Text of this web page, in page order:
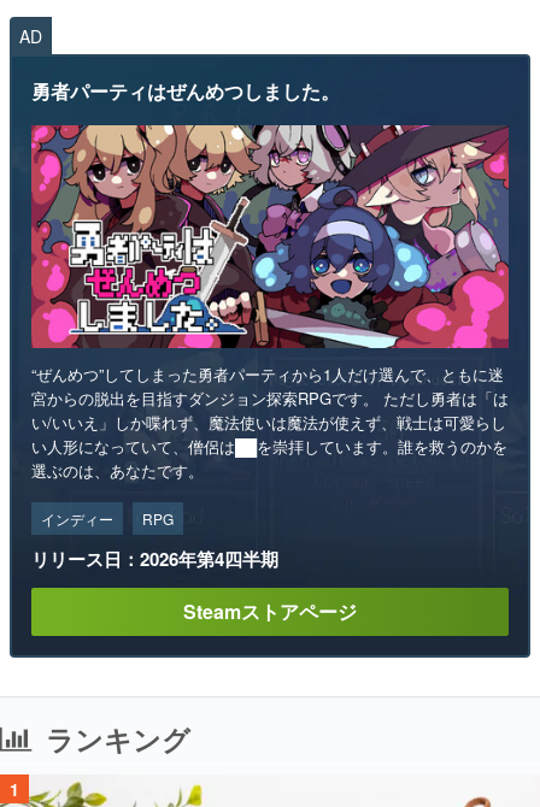
AD
勇者パーティはぜんめつしました。
“ぜんめつ”してしまった勇者パーティから1人だけ選んで、ともに迷
宮からの脱出を目指すダンジョン探索RPGです。 ただし勇者は「は
い/いいえ」しか喋れず、魔法使いは魔法が使えず、戦士は可愛らし
い人形になっていて、僧侶は██を崇拝しています。誰を救うのかを
選ぶのは、あなたです。
インディー RPG
リリース日：2026年第4四半期
Steamストアページ
ランキング
1